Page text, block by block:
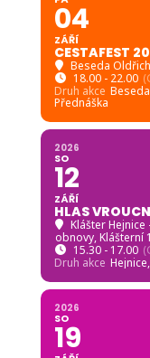
04
ZÁŘÍ
CESTAFEST
Beseda
18.00 - 22.00
Druh akce
Přednáška
2026
SO
12
ZÁŘÍ
HLAS
Klášter
obnovy, Klášterní
15.30 - 17.00
Druh akce Hejnice,
2026
SO
19